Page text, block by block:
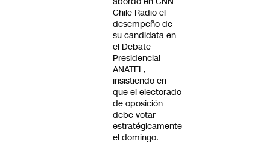
Chile Radio el
desempeño de
su candidata en
el Debate
Presidencial
ANATEL,
insistiendo en
que el electorado
de oposición
debe votar
estratégicamente
el domingo.